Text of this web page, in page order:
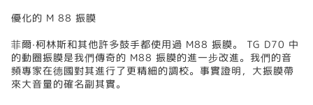
優化的 M 88 振膜
菲爾·柯林斯和其他許多鼓手都使用過 M88 振膜。 TG D70 中
的動圈振膜是我們傳奇的 M88 振膜的進一步改進。我們的音
頻專家在德國對其進行了更精細的調校。事實證明，大振膜帶
來大音量的確名副其實。